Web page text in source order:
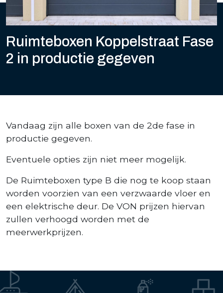
Ruimteboxen Koppelstraat Fase
2 in productie gegeven
Vandaag zijn alle boxen van de 2de fase in
productie gegeven.
Eventuele opties zijn niet meer mogelijk.
De Ruimteboxen type B die nog te koop staan
worden voorzien van een verzwaarde vloer en
een elektrische deur. De VON prijzen hiervan
zullen verhoogd worden met de
meerwerkprijzen.